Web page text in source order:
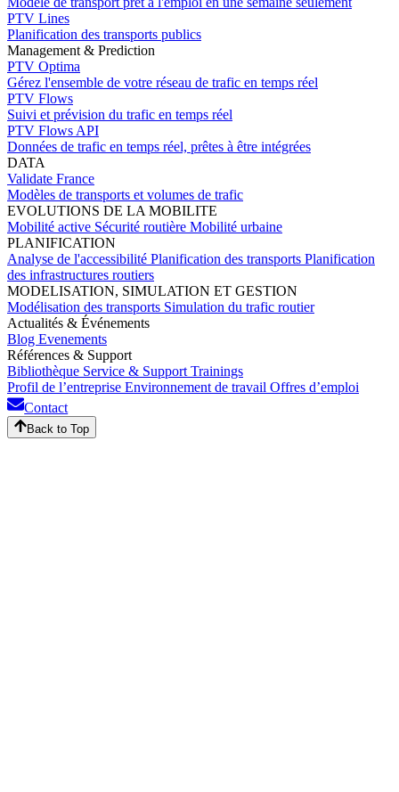
PTV Lines
Planification des transports publics
Management & Prediction
PTV Optima
Gérez l'ensemble de votre réseau de trafic en temps réel
PTV Flows
Suivi et prévision du trafic en temps réel
PTV Flows API
Données de trafic en temps réel, prêtes à être intégrées
DATA
Validate France
Modèles de transports et volumes de trafic
EVOLUTIONS DE LA MOBILITE
Mobilité active Sécurité routière Mobilité urbaine
PLANIFICATION
Analyse de l'accessibilité Planification des transports Planification
des infrastructures routiers
MODELISATION, SIMULATION ET GESTION
Modélisation des transports Simulation du trafic routier
Actualités & Événements
Blog Evenements
Références & Support
Bibliothèque Service & Support Trainings
Profil de l’entreprise Environnement de travail Offres d’emploi
Contact
Back to Top